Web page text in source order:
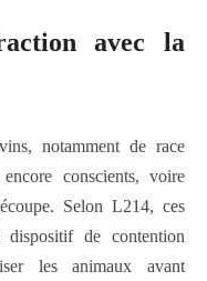
avec la
notamment de race
conscients, voire
Selon L214, ces
dispositif de contention
les animaux avant